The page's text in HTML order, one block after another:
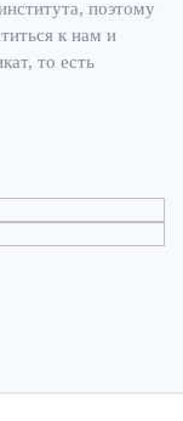
поэтому
к нам и
то есть